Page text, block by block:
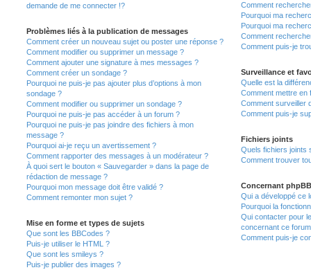
demande de me connecter !?
Problèmes liés à la publication de messages
Comment créer un nouveau sujet ou poster une réponse ?
Comment modifier ou supprimer un message ?
Comment ajouter une signature à mes messages ?
Comment créer un sondage ?
Pourquoi ne puis-je pas ajouter plus d’options à mon
sondage ?
Comment modifier ou supprimer un sondage ?
Pourquoi ne puis-je pas accéder à un forum ?
Pourquoi ne puis-je pas joindre des fichiers à mon
message ?
Pourquoi ai-je reçu un avertissement ?
Comment rapporter des messages à un modérateur ?
À quoi sert le bouton « Sauvegarder » dans la page de
rédaction de message ?
Pourquoi mon message doit être validé ?
Comment remonter mon sujet ?
Mise en forme et types de sujets
Que sont les BBCodes ?
Puis-je utiliser le HTML ?
Que sont les smileys ?
Puis-je publier des images ?
Comment
Pourquoi ma
Pourquoi ma
Comment
Comment puis-je
Surveillance et
Quelle est la
Comment mettre en
Comment surveiller
Comment puis-je
Fichiers joints
Quels fichiers joints
Comment trouver
Concernant phpBB
Qui a développé ce
Pourquoi la
Qui contacter pour
concernant ce
Comment puis-je